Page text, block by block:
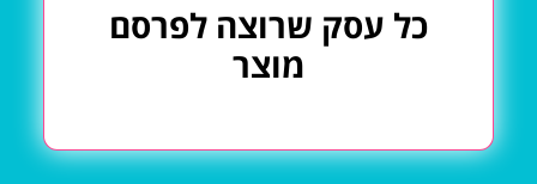
כל עסק שרוצה לפרסם
מוצר